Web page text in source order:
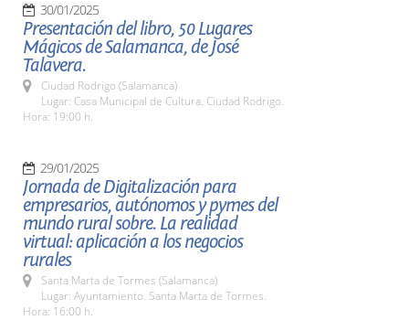
30/01/2025
Presentación del libro, 50 Lugares
Mágicos de Salamanca, de José
Talavera.
Ciudad Rodrigo (Salamanca)
Lugar: Casa Municipal de Cultura. Ciudad Rodrigo.
Hora: 19:00 h.
29/01/2025
Jornada de Digitalización para
empresarios, autónomos y pymes del
mundo rural sobre. La realidad
virtual: aplicación a los negocios
rurales
Santa Marta de Tormes (Salamanca)
Lugar: Ayuntamiento. Santa Marta de Tormes.
Hora: 16:00 h.